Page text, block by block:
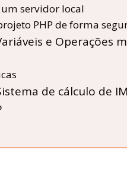
servidor local
PHP de forma
e Operações
de cálculo de